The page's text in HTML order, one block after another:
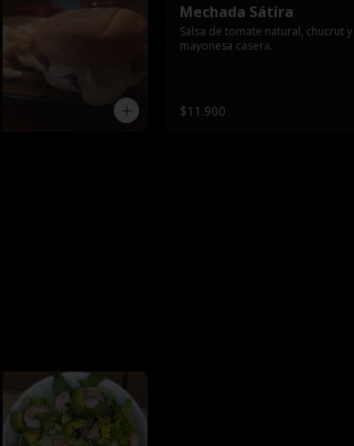
Mechada Sátira
Salsa de tomate natural, chucrut y
mayonesa casera.
$11.900